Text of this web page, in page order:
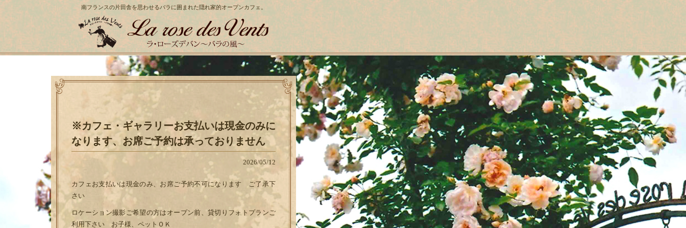
南フランスの片田舎を思わせるバラに囲まれた隠れ家的オープンカフェ。
※カフェ・ギャラリーお支払いは現金のみに
なります、お席ご予約は承っておりません
2026/05/12
カフェお支払いは現金のみ、お席ご予約不可になります ご了承下
さい
ロケーション撮影ご希望の方はオープン前、貸切りフォトプランご
利用下さい お子様、ペットＯＫ